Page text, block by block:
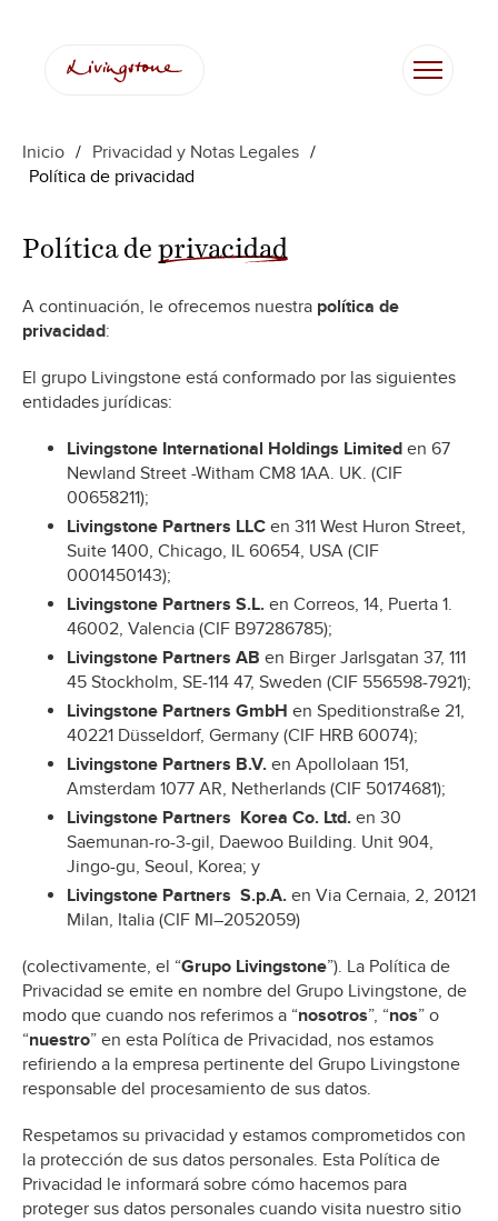
contenido
Inicio / Privacidad y Notas Legales /
Política de privacidad
Política de privacidad
A continuación, le ofrecemos nuestra política de
privacidad:
El grupo Livingstone está conformado por las siguientes
entidades jurídicas:
Livingstone International Holdings Limited en 67
Newland Street -Witham CM8 1AA. UK. (CIF
00658211);
Livingstone Partners LLC en 311 West Huron Street,
Suite 1400, Chicago, IL 60654, USA (CIF
0001450143);
Livingstone Partners S.L. en Correos, 14, Puerta 1.
46002, Valencia (CIF B97286785);
Livingstone Partners AB en Birger Jarlsgatan 37, 111
45 Stockholm, SE-114 47, Sweden (CIF 556598-7921);
Livingstone Partners GmbH en Speditionstraße 21,
40221 Düsseldorf, Germany (CIF HRB 60074);
Livingstone Partners B.V. en Apollolaan 151,
Amsterdam 1077 AR, Netherlands (CIF 50174681);
Livingstone Partners Korea Co. Ltd. en 30
Saemunan-ro-3-gil, Daewoo Building. Unit 904,
Jingo-gu, Seoul, Korea; y
Livingstone Partners S.p.A. en Via Cernaia, 2, 20121
Milan, Italia (CIF MI–2052059)
(colectivamente, el “Grupo Livingstone”). La Política de
Privacidad se emite en nombre del Grupo Livingstone, de
modo que cuando nos referimos a “nosotros”, “nos” o
“nuestro” en esta Política de Privacidad, nos estamos
refiriendo a la empresa pertinente del Grupo Livingstone
responsable del procesamiento de sus datos.
Respetamos su privacidad y estamos comprometidos con
la protección de sus datos personales. Esta Política de
Privacidad le informará sobre cómo hacemos para
proteger sus datos personales cuando visita nuestro sitio